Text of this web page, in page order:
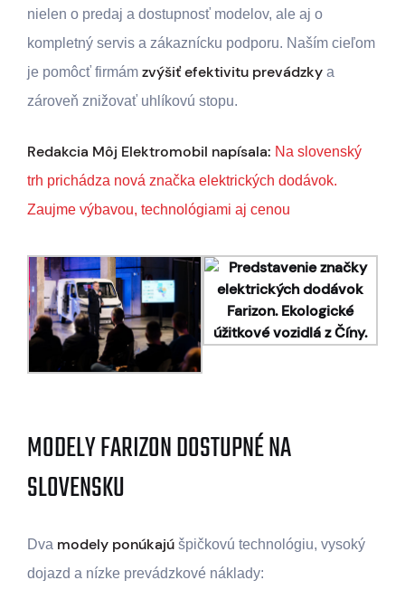
nielen o predaj a dostupnosť modelov, ale aj o
kompletný servis a zákaznícku podporu. Naším cieľom
je pomôcť firmám zvýšiť efektivitu prevádzky a
zároveň znižovať uhlíkovú stopu.
Redakcia Môj Elektromobil napísala: Na slovenský
trh prichádza nová značka elektrických dodávok.
Zaujme výbavou, technológiami aj cenou
MODELY FARIZON DOSTUPNÉ NA
SLOVENSKU
Dva modely ponúkajú špičkovú technológiu, vysoký
dojazd a nízke prevádzkové náklady: